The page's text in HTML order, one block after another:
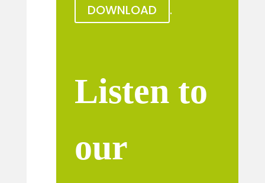
DOWNLOAD .
Listen to
our